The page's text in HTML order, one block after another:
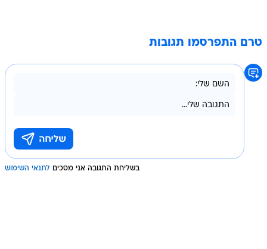
טרם התפרסמו תגובות
בשליחת התגובה אני מסכים לתנאי השימוש